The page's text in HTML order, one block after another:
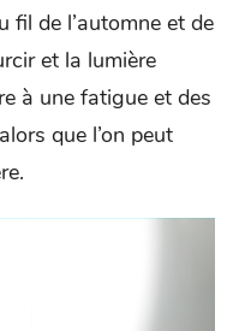
fil de l’automne et de
et la lumière
à une fatigue et des
que l’on peut